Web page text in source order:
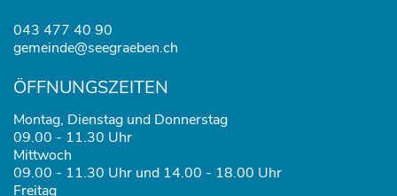
043 477 40 90
gemeinde@seegraeben.ch
ÖFFNUNGSZEITEN
Montag, Dienstag und Donnerstag
09.00 - 11.30 Uhr
Mittwoch
09.00 - 11.30 Uhr und 14.00 - 18.00 Uhr
Freitag